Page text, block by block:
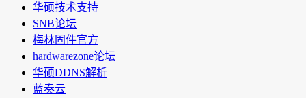
华硕技术支持
SNB论坛
梅林固件官方
hardwarezone论坛
华硕DDNS解析
蓝奏云